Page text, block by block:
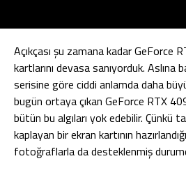
Açıkçası şu zamana kadar GeForce
kartlarını devasa sanıyorduk. Aslına
serisine göre ciddi anlamda daha
bugün ortaya çıkan GeForce RTX
bütün bu algıları yok edebilir. Çünkü
kaplayan bir ekran kartının
fotoğraflarla da desteklenmiş